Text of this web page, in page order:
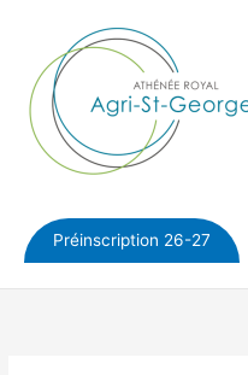
contenu
Préinscription 26-27